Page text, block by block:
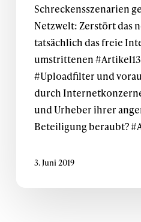
Schreckensszenarien
Netzwelt: Zerstört das
tatsächlich das freie
umstrittenen
#Uploadfilter und
durch
und Urheber ihrer
Beteiligung beraubt?
3. Juni 2019